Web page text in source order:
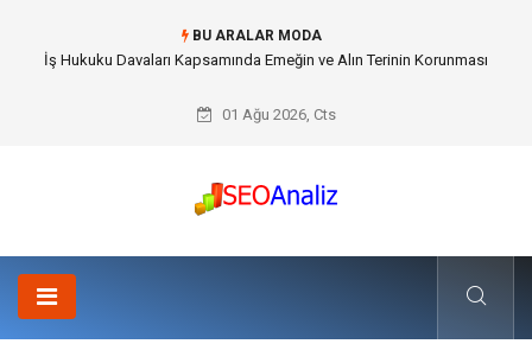
BU ARALAR MODA
Best Security Software (En İyi Güvenlik Yazılımı) ile Uzaktan Çalışmada
01 Ağu 2026, Cts